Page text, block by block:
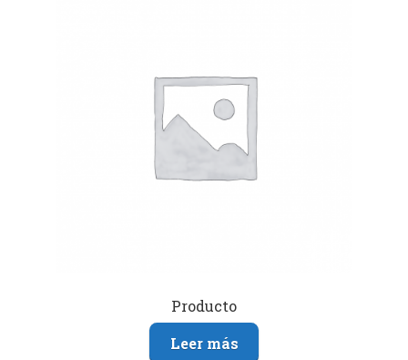
Producto
Leer más